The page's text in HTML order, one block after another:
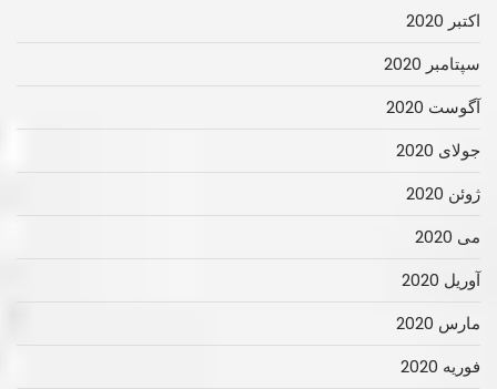
اکتبر 2020
سپتامبر 2020
آگوست 2020
جولای 2020
ژوئن 2020
می 2020
آوریل 2020
مارس 2020
فوریه 2020